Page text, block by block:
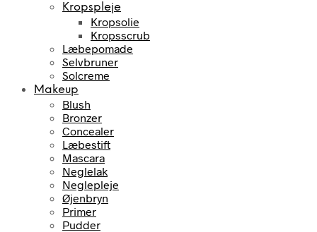
Kropspleje
Kropsolie
Kropsscrub
Læbepomade
Selvbruner
Solcreme
Makeup
Blush
Bronzer
Concealer
Læbestift
Mascara
Neglelak
Neglepleje
Øjenbryn
Primer
Pudder